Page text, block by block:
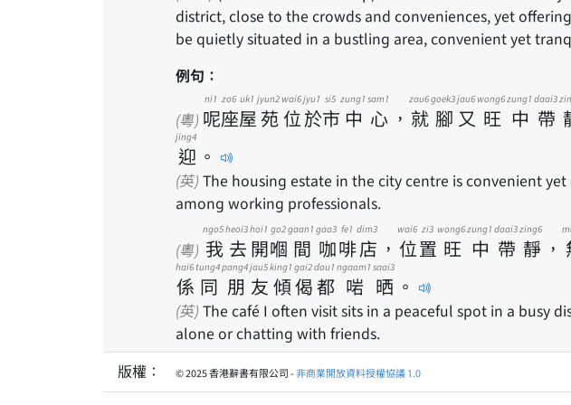
district, close to the crowds and conveniences, yet
be quietly situated in a bustling area, convenient yet
例句：
(粵) 呢
ni1
座
zo6
屋
uk1
苑
jyun2
位
wai6
於
jyu1
市
si5
中
zung1
心
sam1
， 就
zau6
腳
goek3
又
jau6
旺
wong6
中
zung1
帶
daai3
迎
jing4
。
(英) The housing estate in the city centre is convenient
among working professionals.
(粵) 我
ngo5
去
heoi3
開
hoi1
嗰
go2
間
gaan1
咖
gaa3
啡
fe1
店
dim3
， 位
wai6
置
zi3
旺
wong6
中
zung1
帶
daai3
靜
zing6
，
係
hai6
同
tung4
朋
pang4
友
jau5
傾
king1
偈
gai2
都
dou1
啱
ngaam1
晒
saai3
。
(英) The café I often visit sits in a peaceful spot in a busy
alone or chatting with friends.
版權：
© 2025 香港辭書有限公司 -非商業開放資料授權協議 1.0